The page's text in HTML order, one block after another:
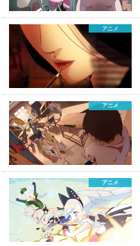
アニメ
アニメ
アニメ